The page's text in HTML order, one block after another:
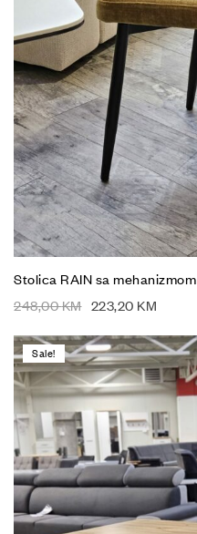
Stolica RAIN sa mehanizmom
248,00KM 223,20 KM
Sale!